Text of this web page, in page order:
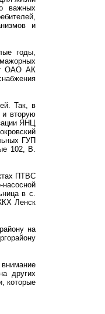
важных
и
годы,
ОАО АК
Так, в
и вторую
ЯНЦ
ГУП
102, В.
ПТВС
в с.
Ленск
на
других
которые